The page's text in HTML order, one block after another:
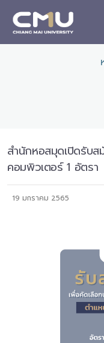
สำนักหอสมุดเปิดรับ
คอมพิวเตอร์ 1 อัตรา
19 มกราคม 2565